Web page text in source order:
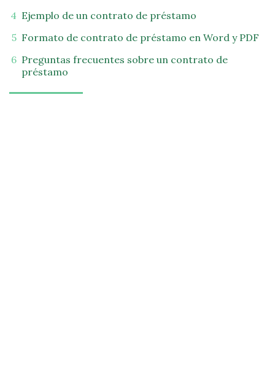
Ejemplo de un contrato de préstamo
Formato de contrato de préstamo en Word y PDF
Preguntas frecuentes sobre un contrato de
préstamo